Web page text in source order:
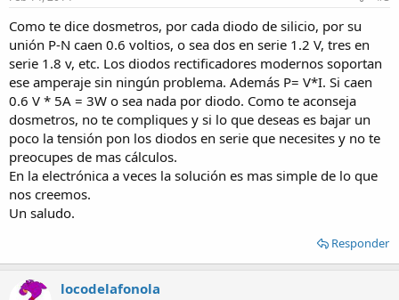
Como te dice dosmetros, por cada diodo de silicio, por su
unión P-N caen 0.6 voltios, o sea dos en serie 1.2 V, tres en
serie 1.8 v, etc. Los diodos rectificadores modernos soportan
ese amperaje sin ningún problema. Además P= V*I. Si caen
0.6 V * 5A = 3W o sea nada por diodo. Como te aconseja
dosmetros, no te compliques y si lo que deseas es bajar un
poco la tensión pon los diodos en serie que necesites y no te
preocupes de mas cálculos.
En la electrónica a veces la solución es mas simple de lo que
nos creemos.
Un saludo.
Responder
locodelafonola